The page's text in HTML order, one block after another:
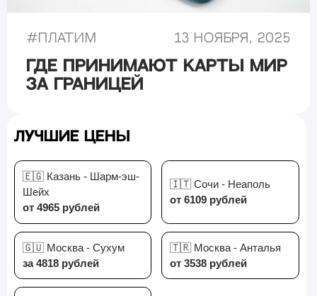
# Платим 13 ноября, 2025
Где принимают карты Мир
за границей
Лучшие цены
🇪🇬 Казань - Шарм-эш-
Шейх
от 4965 рублей
🇮🇹 Сочи - Неаполь
от 6109 рублей
🇬🇺 Москва - Сухум
за 4818 рублей
🇹🇷 Москва - Анталья
от 3538 рублей